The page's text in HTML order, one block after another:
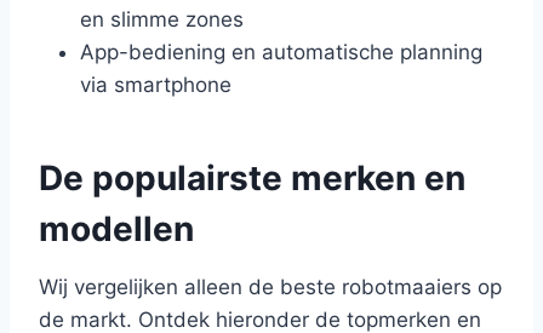
en slimme zones
App-bediening en automatische planning
via smartphone
De populairste merken en
modellen
Wij vergelijken alleen de beste robotmaaiers op
de markt. Ontdek hieronder de topmerken en